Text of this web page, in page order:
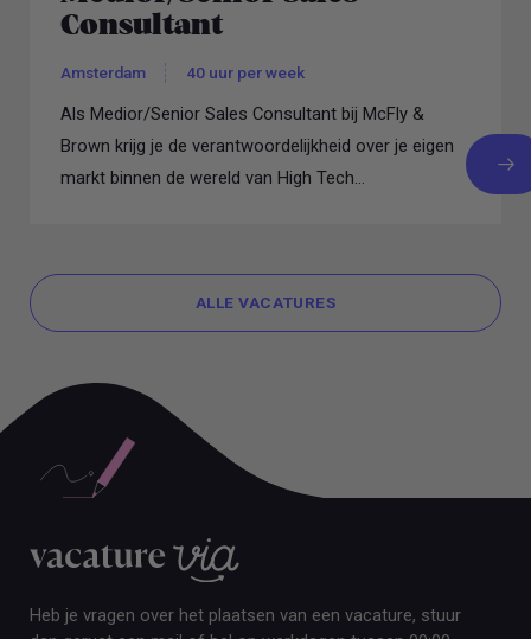
Consultant
Amsterdam 40 uur per week
Als Medior/Senior Sales Consultant bij McFly &
Brown krijg je de verantwoordelijkheid over je eigen
markt binnen de wereld van High Tech...
ALLE VACATURES
Heb je vragen over het plaatsen van een vacature, stuur